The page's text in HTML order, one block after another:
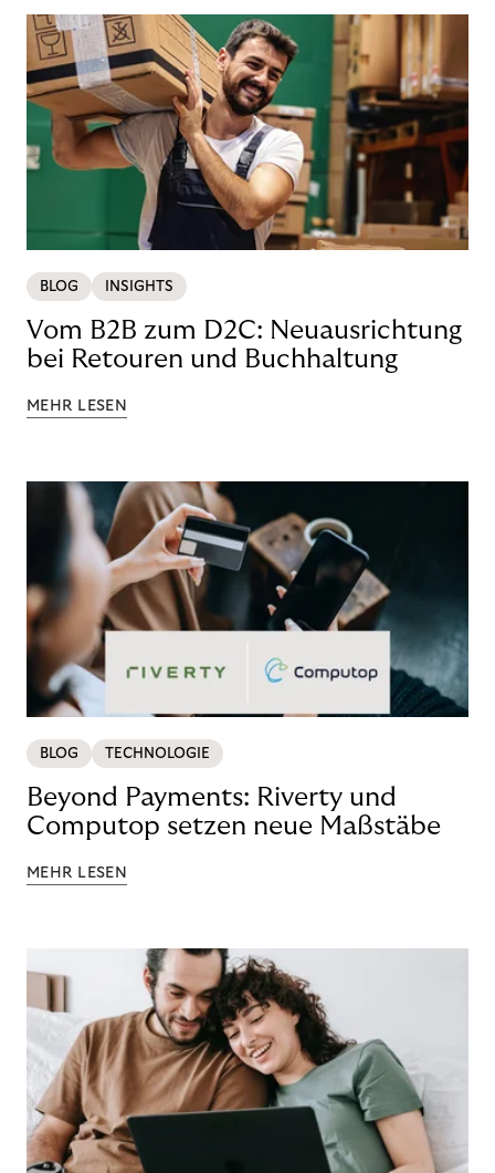
BLOG INSIGHTS
Vom B2B zum D2C: Neuausrichtung
bei Retouren und Buchhaltung
MEHR LESEN
BLOG TECHNOLOGIE
Beyond Payments: Riverty und
Computop setzen neue Maßstäbe
MEHR LESEN